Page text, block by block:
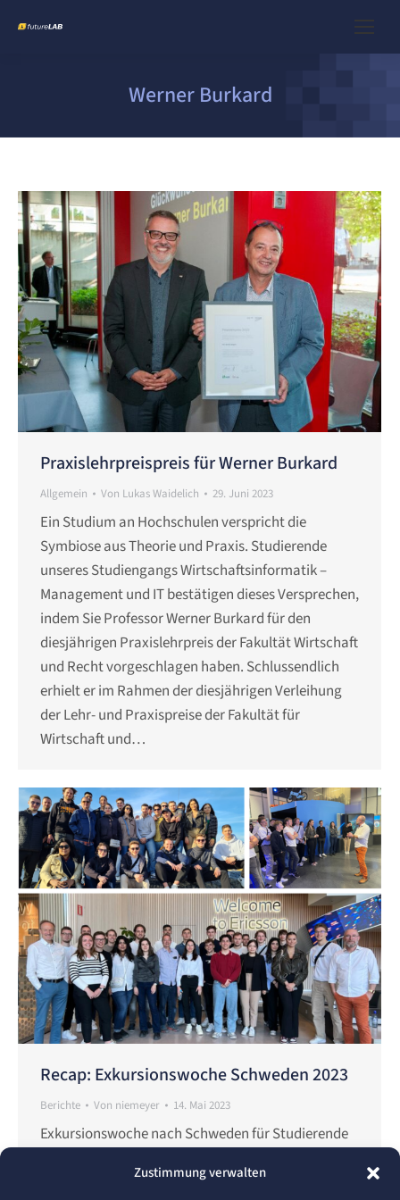
Zustimmung verwalten
Werner Burkard
Praxislehrpreispreis für Werner Burkard
Allgemein Von Lukas Waidelich 29. Juni 2023
Ein Studium an Hochschulen verspricht die
Symbiose aus Theorie und Praxis. Studierende
unseres Studiengangs Wirtschaftsinformatik –
Management und IT bestätigen dieses Versprechen,
indem Sie Professor Werner Burkard für den
diesjährigen Praxislehrpreis der Fakultät Wirtschaft
und Recht vorgeschlagen haben. Schlussendlich
erhielt er im Rahmen der diesjährigen Verleihung
der Lehr- und Praxispreise der Fakultät für
Wirtschaft und…
Recap: Exkursionswoche Schweden 2023
Berichte Von niemeyer 14. Mai 2023
Exkursionswoche nach Schweden für Studierende
Hochschule Pforzheim für die unterschiedlichen